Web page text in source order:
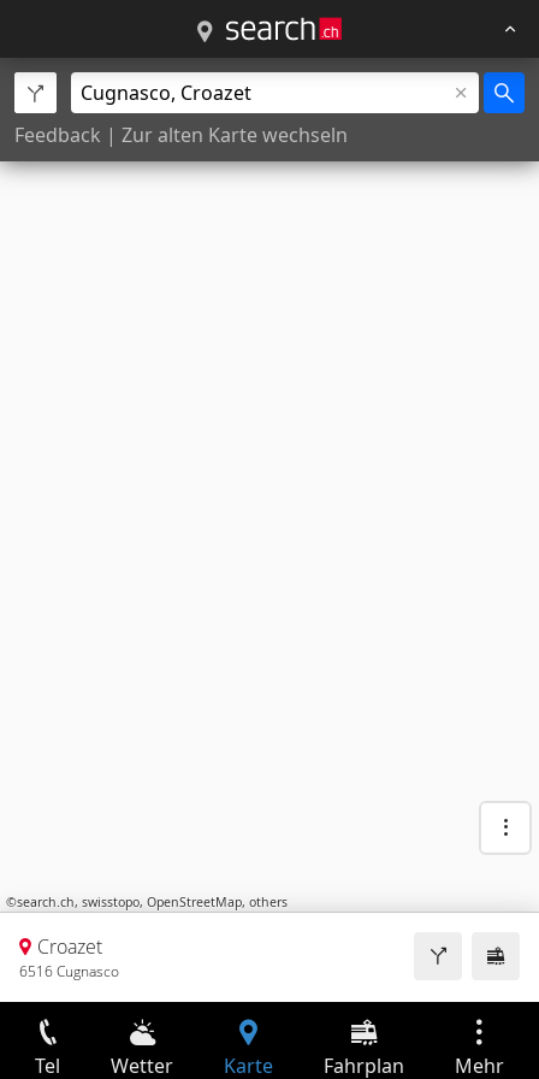
Feedback | Zur alten Karte wechseln
©search.ch, swisstopo, OpenStreetMap, others
Croazet
6516 Cugnasco
Tel Wetter Karte Fahrplan Mehr